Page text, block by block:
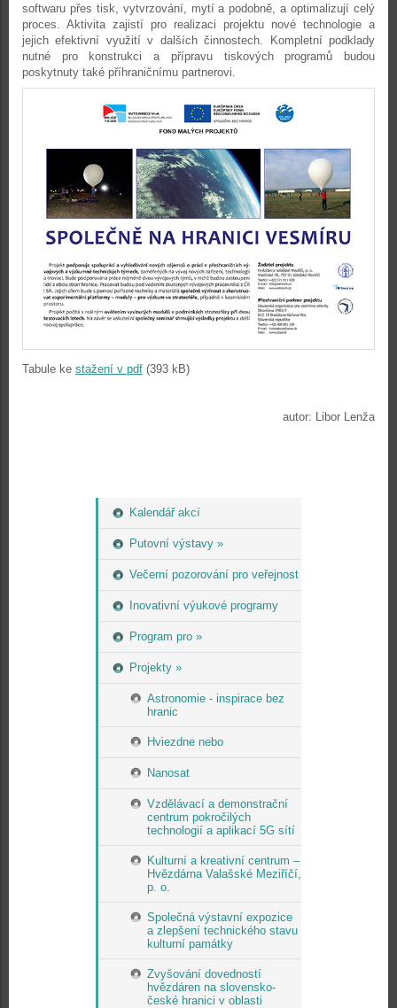
Kalendář akcí
Putovní výstavy »
Večerní pozorování pro veřejnost
Inovativní výukové programy
Program pro »
Projekty »
Astronomie - inspirace bez
hranic
Hviezdne nebo
Nanosat
Vzdělávací a demonstrační
centrum pokročilých
technologií a aplikací 5G sítí
Kulturní a kreativní centrum –
Hvězdárna Valašské Meziříčí,
p. o.
Společná výstavní expozice
a zlepšení technického stavu
kulturní památky
Zvyšování dovedností
hvězdáren na slovensko-
české hranici v oblasti
softwaru přes tisk, vytvrzování, mytí a podobně, a optimalizují celý
proces. Aktivita zajistí pro realizaci projektu nové technologie a
jejich efektivní využití v dalších činnostech. Kompletní podklady
nutné pro konstrukci a přípravu tiskových programů budou
poskytnuty také příhraničnímu partnerovi.
Tabule ke stažení v pdf (393 kB)
autor: Libor Lenža